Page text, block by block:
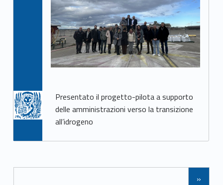
Presentato il progetto-pilota a supporto
delle amministrazioni verso la transizione
all’idrogeno
Navigazione tra gli articoli »